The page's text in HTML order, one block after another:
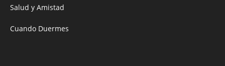
Salud y Amistad
Cuando Duermes